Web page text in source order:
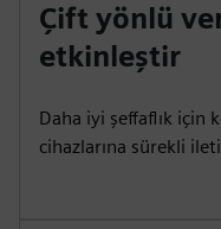
Çift yönlü
etkinleştir
Daha iyi şeffaflık için
cihazlarına sürekli